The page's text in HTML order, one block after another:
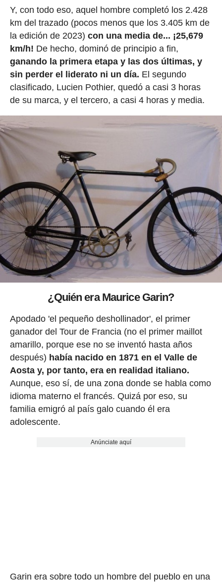
Y, con todo eso, aquel hombre completó los 2.428
km del trazado (pocos menos que los 3.405 km de
la edición de 2023) con una media de... ¡25,679
km/h! De hecho, dominó de principio a fin,
ganando la primera etapa y las dos últimas, y
sin perder el liderato ni un día. El segundo
clasificado, Lucien Pothier, quedó a casi 3 horas
de su marca, y el tercero, a casi 4 horas y media.
¿Quién era Maurice Garin?
Apodado 'el pequeño deshollinador', el primer
ganador del Tour de Francia (no el primer maillot
amarillo, porque ese no se inventó hasta años
después) había nacido en 1871 en el Valle de
Aosta y, por tanto, era en realidad italiano.
Aunque, eso sí, de una zona donde se habla como
idioma materno el francés. Quizá por eso, su
familia emigró al país galo cuando él era
adolescente.
Anúnciate aquí
Garin era sobre todo un hombre del pueblo en una